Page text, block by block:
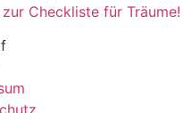
Checkliste für Träume!